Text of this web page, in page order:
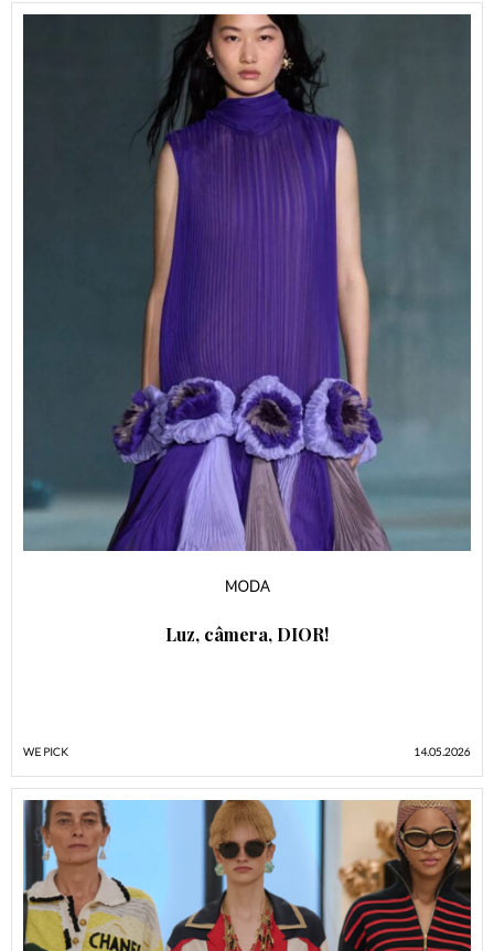
MODA
Luz, câmera, DIOR!
14.05.2026
WE PICK